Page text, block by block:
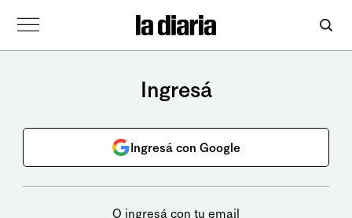
Ingresá
Ingresá con Google
O ingresá con tu email